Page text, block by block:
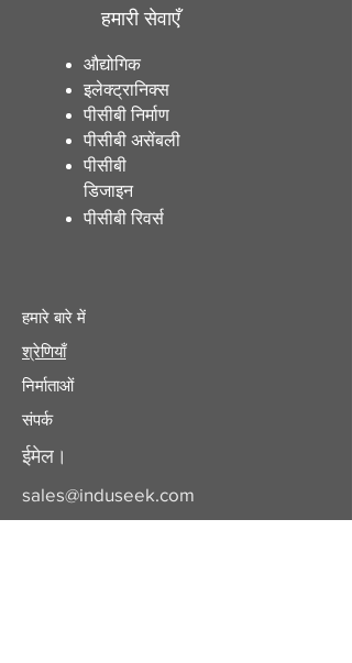
हमारी सेवाएँ
औद्योगिक
इलेक्ट्रानिक्स
पीसीबी निर्माण
पीसीबी असेंबली
पीसीबी
डिजाइन
पीसीबी रिवर्स
हमारे बारे में
श्रेणियाँ
निर्माताओं
संपर्क
ईमेल।
sales@induseek.com